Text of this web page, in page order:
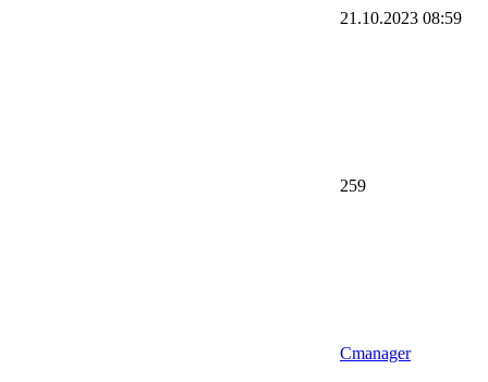
21.10.2023 08:59
259
Cmanager